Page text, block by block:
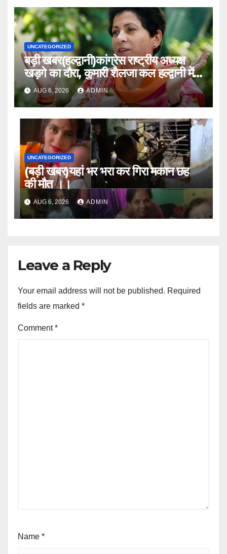
UNCATEGORIZED
बड़ी खबर(हल्द्वानी)कांग्रेस राष्ट्रीय अध्यक्ष
खड़गे का दौरा, कुमारी शैलजा कल हल्द्वानी में
।।AUG 6, 2026 ADMIN
UNCATEGORIZED
(बड़ी खबर)यहां भर भरा कर गिरा मकान छह
की मौत ।।
AUG 6, 2026 ADMIN
Leave a Reply
Your email address will not be published. Required
fields are marked *
Comment*
Name *